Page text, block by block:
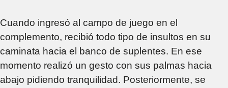
Cuando ingresó al campo de juego en el
complemento, recibió todo tipo de insultos en su
caminata hacia el banco de suplentes. En ese
momento realizó un gesto con sus palmas hacia
abajo pidiendo tranquilidad. Posteriormente, se